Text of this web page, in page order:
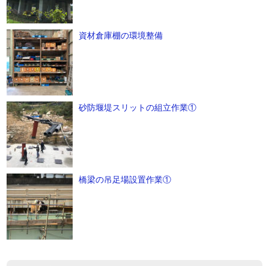
資材倉庫棚の環境整備
砂防堰堤スリットの組立作業①
橋梁の吊足場設置作業①